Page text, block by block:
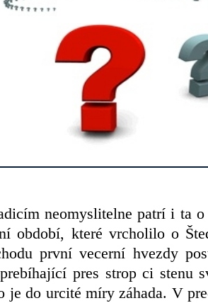
neomyslitelne patrí i ta o
období, které vrcholilo o
první vecerní hvezdy
pres strop ci stenu
je do urcité míry záhada. V